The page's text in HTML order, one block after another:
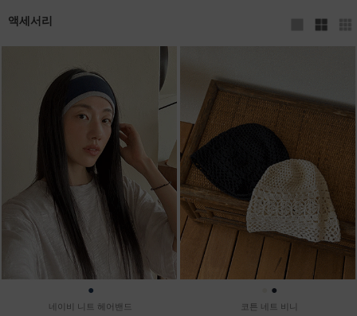
액세서리
●
네이비 니트 헤어밴드
●
코튼 네트 비니